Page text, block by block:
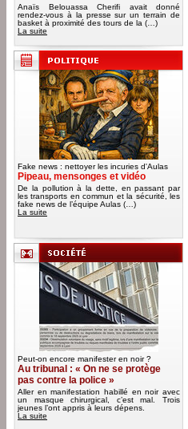
Anaïs Belouassa Cherifi avait donné
rendez-vous à la presse sur un terrain de
basket à proximité des tours de la (…)
La suite
Fake news : nettoyer les incuries d'Aulas
Pipeau, mensonges et vidéo
De la pollution à la dette, en passant par
les transports en commun et la sécurité, les
fake news de l’équipe Aulas (…)
La suite
Peut-on encore manifester en noir ?
Au tribunal : « On ne se protège
pas contre la police »
Aller en manifestation habillé en noir avec
un masque chirurgical, c’est mal. Trois
jeunes l’ont appris à leurs dépens.
La suite